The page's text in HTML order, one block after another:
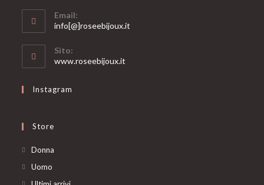
Email:
info[@]roseebijoux.it
Sito:
www.roseebijoux.it
Instagram
Store
Donna
Uomo
in
Opens